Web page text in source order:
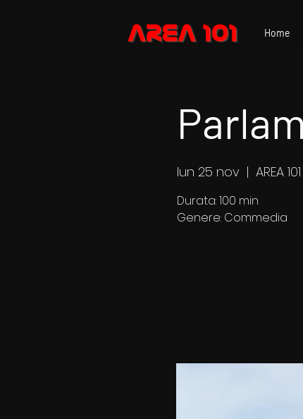
Home
lun 25 nov
  |
AREA
Durata: 100 min
Genere: Commedia